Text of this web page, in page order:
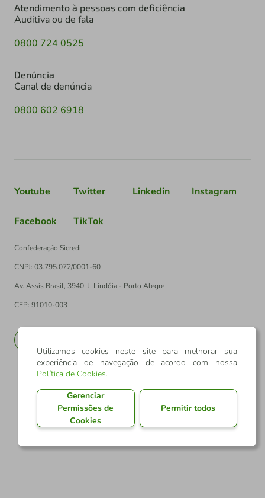
Atendimento à pessoas com deficiência
Auditiva ou de fala
0800 724 0525
Denúncia
Canal de denúncia
0800 602 6918
Youtube Twitter Linkedin Instagram
Facebook TikTok
Confederação Sicredi
CNPJ: 03.795.072/0001-60
Av. Assis Brasil, 3940, J. Lindóia - Porto Alegre
CEP: 91010-003
Utilizamos cookies neste site para melhorar sua
experiência de navegação de acordo com nossa
Política de Cookies.
Gerenciar
Permissões de
Cookies
Permitir todos